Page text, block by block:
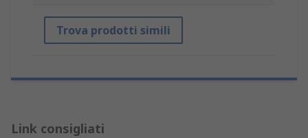
Trova prodotti simili
Link consigliati